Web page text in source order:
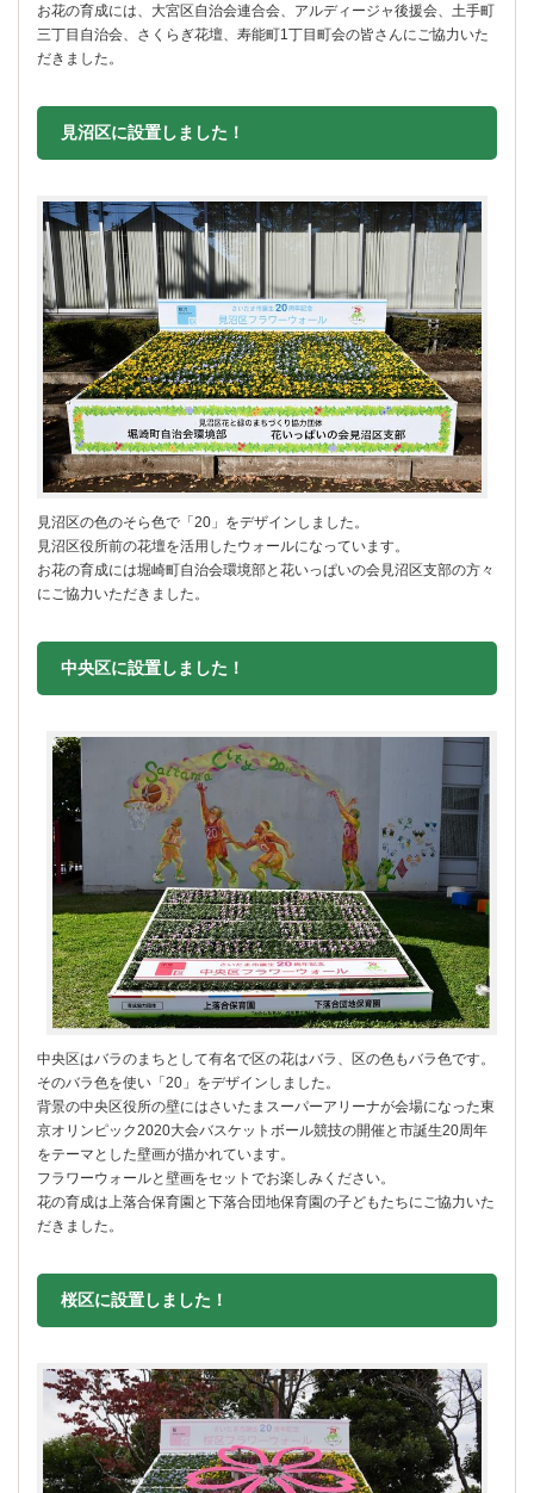
お花の育成には、大宮区自治会連合会、アルディージャ後援会、土手町
三丁目自治会、さくらぎ花壇、寿能町1丁目町会の皆さんにご協力いた
だきました。
見沼区に設置しました！
見沼区の色のそら色で「20」をデザインしました。
見沼区役所前の花壇を活用したウォールになっています。
お花の育成には堀崎町自治会環境部と花いっぱいの会見沼区支部の方々
にご協力いただきました。
中央区に設置しました！
中央区はバラのまちとして有名で区の花はバラ、区の色もバラ色です。
そのバラ色を使い「20」をデザインしました。
背景の中央区役所の壁にはさいたまスーパーアリーナが会場になった東
京オリンピック2020大会バスケットボール競技の開催と市誕生20周年
をテーマとした壁画が描かれています。
フラワーウォールと壁画をセットでお楽しみください。
花の育成は上落合保育園と下落合団地保育園の子どもたちにご協力いた
だきました。
桜区に設置しました！